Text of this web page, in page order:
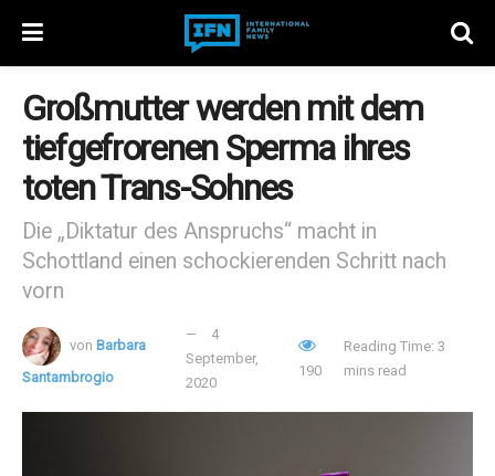
Großmutter werden mit dem
tiefgefrorenen Sperma ihres
toten Trans-Sohnes
Die „Diktatur des Anspruchs“ macht in
Schottland einen schockierenden Schritt nach
vorn
von Barbara
Santambrogio
4
September,
2020
190
Reading Time: 3
mins read